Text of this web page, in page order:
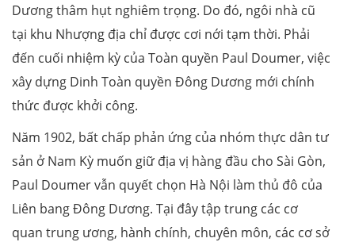
Dương thâm hụt nghiêm trọng. Do đó, ngôi nhà cũ
tại khu Nhượng địa chỉ được cơi nới tạm thời. Phải
đến cuối nhiệm kỳ của Toàn quyền Paul Doumer, việc
xây dựng Dinh Toàn quyền Đông Dương mới chính
thức được khởi công.
Năm 1902, bất chấp phản ứng của nhóm thực dân tư
sản ở Nam Kỳ muốn giữ địa vị hàng đầu cho Sài Gòn,
Paul Doumer vẫn quyết chọn Hà Nội làm thủ đô của
Liên bang Đông Dương. Tại đây tập trung các cơ
quan trung ương, hành chính, chuyên môn, các cơ sở